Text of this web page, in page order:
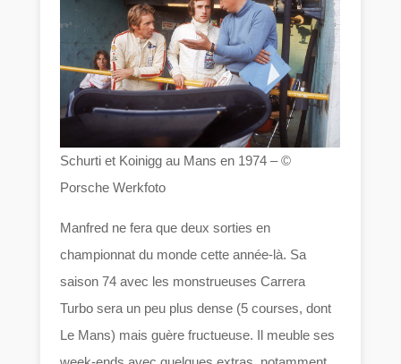
Schurti et Koinigg au Mans en 1974 – ©
Porsche Werkfoto
Manfred ne fera que deux sorties en
championnat du monde cette année-là. Sa
saison 74 avec les monstrueuses Carrera
Turbo sera un peu plus dense (5 courses, dont
Le Mans) mais guère fructueuse. Il meuble ses